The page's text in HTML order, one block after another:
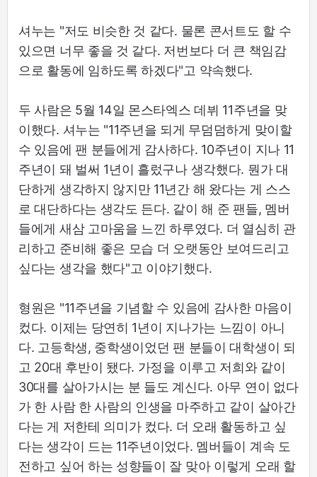
셔누는 "저도 비슷한 것 같다. 물론 콘서트도 할 수
있으면 너무 좋을 것 같다. 저번보다 더 큰 책임감
으로 활동에 임하도록 하겠다"고 약속했다.
두 사람은 5월 14일 몬스타엑스 데뷔 11주년을 맞
이했다. 셔누는 "11주년을 되게 무덤덤하게 맞이할
수 있음에 팬 분들에게 감사하다. 10주년이 지나 11
주년이 돼 벌써 1년이 흘렀구나 생각했다. 뭔가 대
단하게 생각하지 않지만 11년간 해 왔다는 게 스스
로 대단하다는 생각도 든다. 같이 해 준 팬들, 멤버
들에게 새삼 고마움을 느낀 하루였다. 더 열심히 관
리하고 준비해 좋은 모습 더 오랫동안 보여드리고
싶다는 생각을 했다"고 이야기했다.
형원은 "11주년을 기념할 수 있음에 감사한 마음이
컸다. 이제는 당연히 1년이 지나가는 느낌이 아니
다. 고등학생, 중학생이었던 팬 분들이 대학생이 되
고 20대 후반이 됐다. 가정을 이루고 저희와 같이
30대를 살아가시는 분 들도 계신다. 아무 연이 없다
가 한 사람 한 사람의 인생을 마주하고 같이 살아간
다는 게 저한테 의미가 컸다. 더 오래 활동하고 싶
다는 생각이 드는 11주년이었다. 멤버들이 계속 도
전하고 싶어 하는 성향들이 잘 맞아 이렇게 오래 할